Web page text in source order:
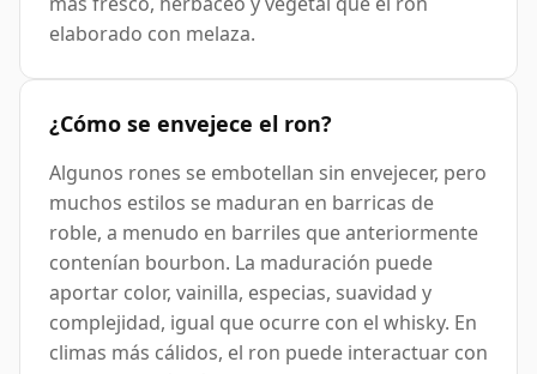
elaborado con melaza.
¿Cómo se envejece el ron?
Algunos rones se embotellan sin envejecer, pero
muchos estilos se maduran en barricas de
roble, a menudo en barriles que anteriormente
contenían bourbon. La maduración puede
aportar color, vainilla, especias, suavidad y
complejidad, igual que ocurre con el whisky. En
climas más cálidos, el ron puede interactuar con